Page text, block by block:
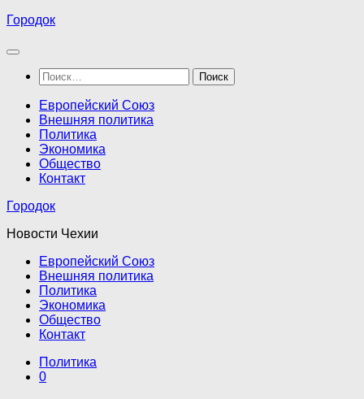
Перейти
содержимому
Городок
Найти:
Европейский Союз
Внешняя политика
Политика
Экономика
Общество
Контакт
Городок
Новости Чехии
Европейский Союз
Внешняя политика
Политика
Экономика
Общество
Контакт
Политика
0